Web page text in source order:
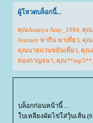
ผู้โหวตบล็อกนี้...
คุณAnanya Amy_1994, คุณ
Journey พากิน พาเที่ยว, คุณ
คุณนายแว่นขยันเที่ยว, คุณ
ทองกาญจนา, คุณ**mp5**,
บล็อกก่อนหน้านี้ ...
บเหลียงผัดไข่ใส่วุ้นเส้น